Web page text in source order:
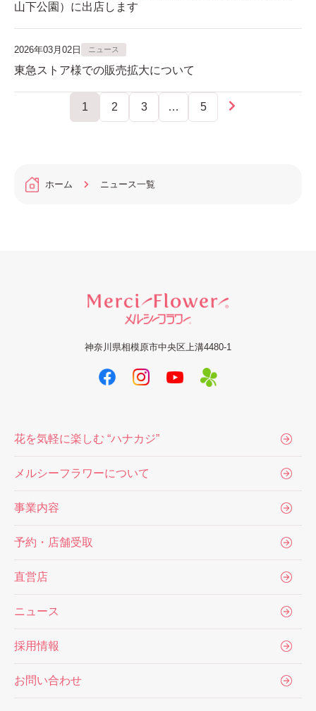
山下公園）に出店します
2026年03月02日 ニュース
東急ストア様での販売拡大について
1 2 3 … 5
ホーム ニュース一覧
神奈川県相模原市中央区上溝4480-1
花を気軽に楽しむ “ハナカジ”
メルシーフラワーについて
事業内容
予約・店舗受取
直営店
ニュース
採用情報
お問い合わせ